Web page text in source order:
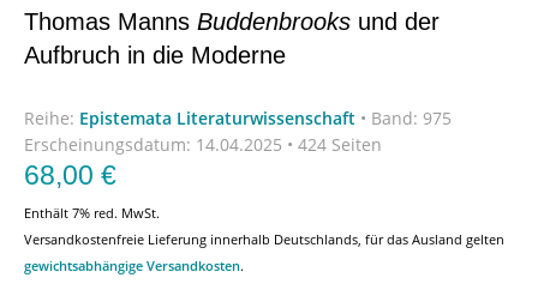
Thomas Manns Buddenbrooks und der
Aufbruch in die Moderne
Reihe: Epistemata Literaturwissenschaft • Band: 975
Erscheinungsdatum: 14.04.2025 • 424 Seiten
68,00 €
Enthält 7% red. MwSt.
Versandkostenfreie Lieferung innerhalb Deutschlands, für das Ausland gelten
gewichtsabhängige Versandkosten.